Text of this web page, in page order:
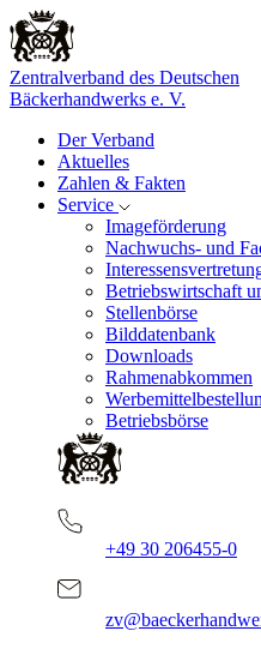
Zentralverband des Deutschen
Bäckerhandwerks e. V.
Der Verband
Aktuelles
Zahlen & Fakten
Service
Imageförderung
Nachwuchs- und
Betriebswirtschaft
Stellenbörse
Bilddatenbank
Downloads
Rahmenabkommen
Betriebsbörse
+49 30 206455-0